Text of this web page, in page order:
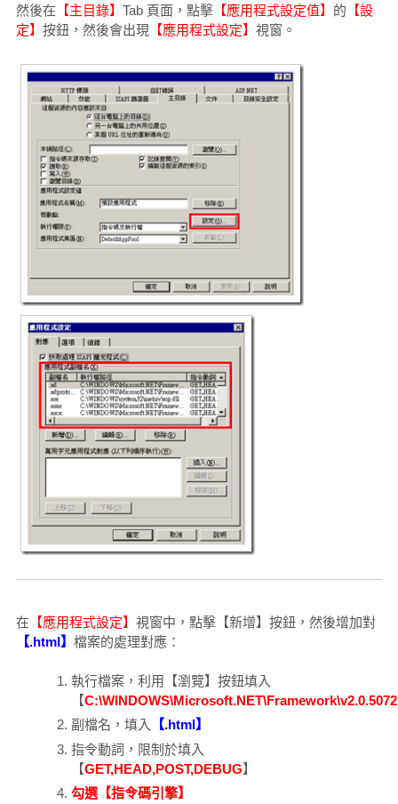
然後在 【主目錄】 Tab 頁面，點擊【應用程式設定值】 的 【設
定】 按鈕，然後會出現【應用程式設定】 視窗。
在 【應用程式設定】 視窗中，點擊【新增】按鈕，然後增加對
【.html】 檔案的處理對應：
執行檔案，利用【瀏覽】按鈕填入
【
副檔名，填入
【.html】
指令動詞，限制於填入
【GET,HEAD,POST,DEBUG】
勾選【指令碼引擎】